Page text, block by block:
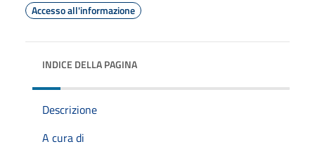
Accesso all'informazione
INDICE DELLA PAGINA
Descrizione
A cura di